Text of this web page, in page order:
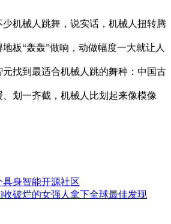
械人跳舞，说实话，机械人扭转腾
板“轰轰”做响，动做幅度一大就让人
找到最适合机械人跳的舞种：中国古
划一齐截，机械人比划起来像模像
身智能开源社区
破烂的女强人拿下全球最佳发现